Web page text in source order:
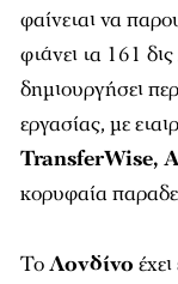
φαίνεται να
φτάνει τα 161
δημιουργήσει
εργασίας, με
TransferWise,
κορυφαία
ΤοΛονδίνο